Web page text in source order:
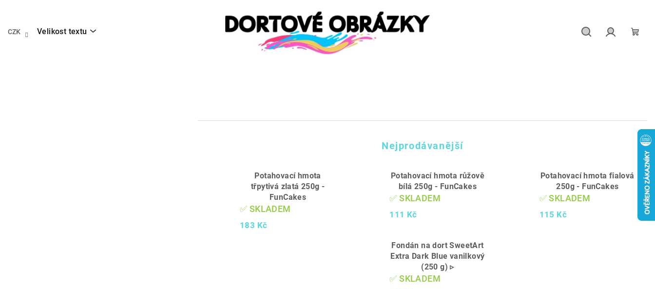
obsah
CZK Velikost textu
Nejprodávanější
Potahovací hmota
třpytivá zlatá 250g -
FunCakes
✅ SKLADEM
183 Kč
Potahovací hmota růžově
bílá 250g - FunCakes
✅ SKLADEM
111 Kč
Potahovací hmota fialová
250g - FunCakes
✅ SKLADEM
115 Kč
Fondán na dort SweetArt
Extra Dark Blue vanilkový
(250 g) ▹
✅ SKLADEM